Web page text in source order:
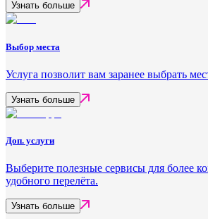
Узнать больше
Выбор места
Услуга позволит вам заранее выбрать
Узнать больше
Доп. услуги
Выберите полезные сервисы для более
удобного перелёта.
Узнать больше